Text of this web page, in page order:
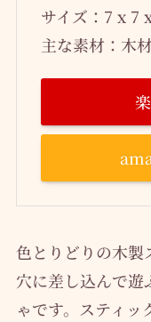
サイズ：7 x 7
主な素材：木材
色とりどりの木製
穴に差し込んで遊
ゃです。スティ